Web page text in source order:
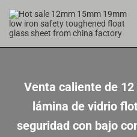
Venta caliente de
lámina de vidrio
seguridad con bajo